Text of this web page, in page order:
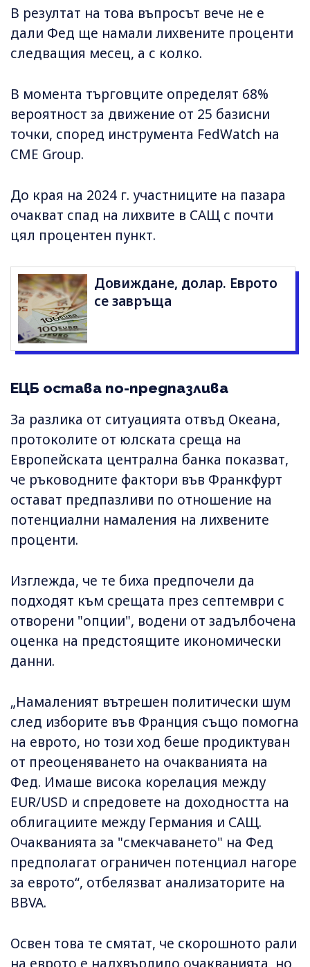
В резултат на това въпросът вече не е
дали Фед ще намали лихвените проценти
следващия месец, а с колко.
В момента търговците определят 68%
вероятност за движение от 25 базисни
точки, според инструмента FedWatch на
CME Group.
До края на 2024 г. участниците на пазара
очакват спад на лихвите в САЩ с почти
цял процентен пункт.
Довиждане, долар. Еврото
се завръща
ЕЦБ остава по-предпазлива
За разлика от ситуацията отвъд Океана,
протоколите от юлската среща на
Европейската централна банка показват,
че ръководните фактори във Франкфурт
остават предпазливи по отношение на
потенциални намаления на лихвените
проценти.
Изглежда, че те биха предпочели да
подходят към срещата през септември с
отворени "опции", водени от задълбочена
оценка на предстоящите икономически
данни.
„Намаленият вътрешен политически шум
след изборите във Франция също помогна
на еврото, но този ход беше продиктуван
от преоценяването на очакванията на
Фед. Имаше висока корелация между
EUR/USD и спредовете на доходността на
облигациите между Германия и САЩ.
Очакванията за "смекчаването" на Фед
предполагат ограничен потенциал нагоре
за еврото“, отбелязват анализаторите на
BBVA.
Освен това те смятат, че скорошното рали